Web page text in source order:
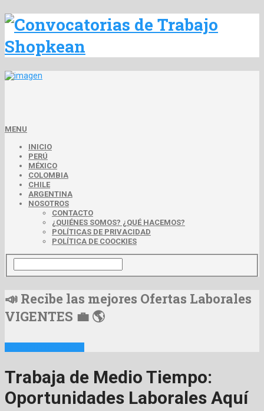
MENU
INICIO
PERÚ
MÉXICO
COLOMBIA
CHILE
ARGENTINA
NOSOTROS
CONTACTO
¿QUIÉNES SOMOS? ¿QUÉ HACEMOS?
POLÍTICAS DE PRIVACIDAD
POLÍTICA DE COOCKIES
📣 Recibe las mejores Ofertas Laborales
VIGENTES 💼 🌎
Trabaja de Medio Tiempo:
Oportunidades Laborales Aquí